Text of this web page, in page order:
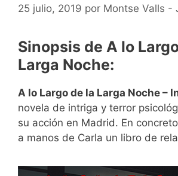
25 julio, 2019 por Montse Valls -
Sinopsis de A lo
Larga Noche:
A lo Largo de la Larga Noche –
novela de intriga y terror
su acción en Madrid. En
a manos de Carla un libro de